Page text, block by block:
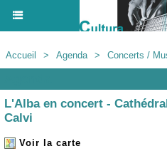
Accueil > Agenda > Concerts /
L'Alba en concert -
Calvi
Voir la carte